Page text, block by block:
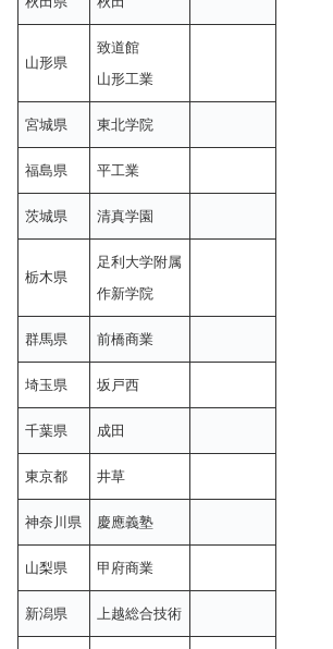
山形県
致道館
山形工業
宮城県 東北学院
福島県 平工業
茨城県 清真学園
栃木県
足利大学附属
作新学院
群馬県 前橋商業
埼玉県 坂戸西
千葉県 成田
東京都 井草
神奈川県 慶應義塾
山梨県 甲府商業
新潟県 上越総合技術